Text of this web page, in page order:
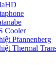
Cooler
Pfannenberg
Thermal